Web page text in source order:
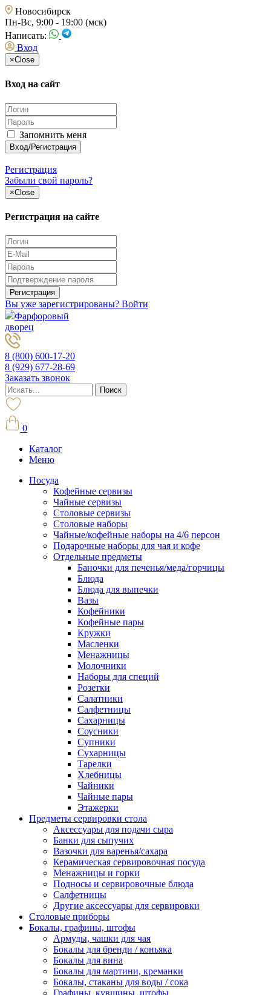
Новосибирск
Пн-Вс, 9:00 - 19:00 (мск)
Написать:
Вход
×Close
Вход на сайт
Запомнить меня
Регистрация
Забыли свой пароль?
×Close
Регистрация на сайте
Вы уже зарегистрированы? Войти
Фарфоровый
дворец
8 (800) 600-17-20
8 (929) 677-28-69
Заказать звонок
0
Каталог
Меню
Посуда
Кофейные сервизы
Чайные сервизы
Столовые сервизы
Столовые наборы
Чайные/кофейные наборы на 4/6 персон
Подарочные наборы для чая и кофе
Отдельные предметы
Баночки для печенья/меда/горчицы
Блюда
Блюда для выпечки
Вазы
Кофейники
Кофейные пары
Кружки
Масленки
Менажницы
Молочники
Наборы для специй
Розетки
Салатники
Салфетницы
Сахарницы
Соусники
Супники
Сухарницы
Тарелки
Хлебницы
Чайники
Чайные пары
Этажерки
Предметы сервировки стола
Аксессуары для подачи сыра
Банки для сыпучих
Вазочки для варенья/сахара
Керамическая сервировочная посуда
Менажницы и горки
Подносы и сервировочные блюда
Салфетницы
Другие аксессуары для сервировки
Столовые приборы
Бокалы, графины, штофы
Армуды, чашки для чая
Бокалы для бренди / коньяка
Бокалы для вина
Бокалы для мартини, креманки
Бокалы, стаканы для воды / сока
Графины, кувшины, штофы